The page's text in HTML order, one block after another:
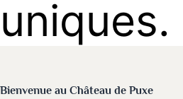
uniques.
Bienvenue au Château de Puxe